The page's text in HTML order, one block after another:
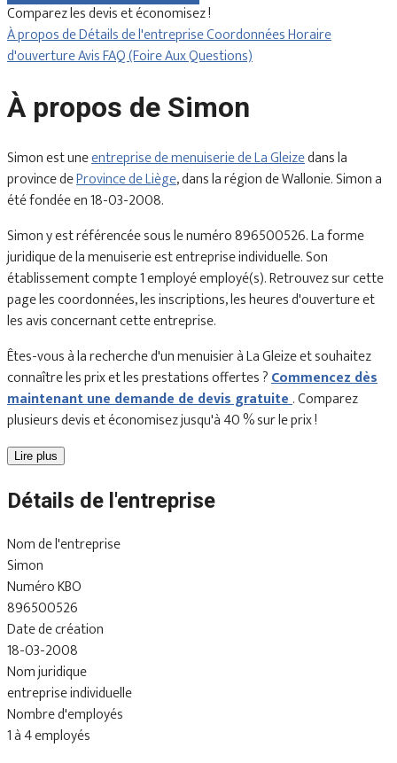
Comparez les devis et économisez !
À propos deDétails de l'entrepriseCoordonnéesHoraire
d'ouvertureAvisFAQ (Foire Aux Questions)
À propos de Simon
Simon est uneentreprise de menuiserie de La Gleizedans la
province deProvince de Liège, dans la région de Wallonie. Simon a
été fondée en 18-03-2008.
Simon y est référencée sous le numéro 896500526. La forme
juridique de la menuiserie est entreprise individuelle. Son
établissement compte 1 employé employé(s). Retrouvez sur cette
page les coordonnées, les inscriptions, les heures d'ouverture et
les avis concernant cette entreprise.
Êtes-vous à la recherche d'un menuisier à La Gleize et souhaitez
connaître les prix et les prestations offertes ?Commencez dès
maintenant une demande de devis gratuite. Comparez
plusieurs devis et économisez jusqu'à 40 % sur le prix !
Lire plus
Détails de l'entreprise
Nom de l'entreprise
Simon
Numéro KBO
896500526
Date de création
18-03-2008
Nom juridique
entreprise individuelle
Nombre d'employés
1 à 4 employés